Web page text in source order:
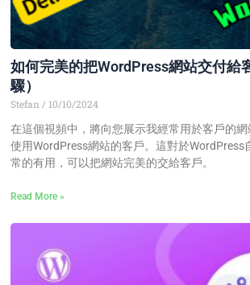
如何完美的把WordPress網站交付給
驟）
Stefan
10/10/2024
在這個視頻中，將向您展示我經常用於客戶的
使用WordPress網站的客戶。這對於WordPress
常的有用，可以把網站完美的交給客戶。
Read More »